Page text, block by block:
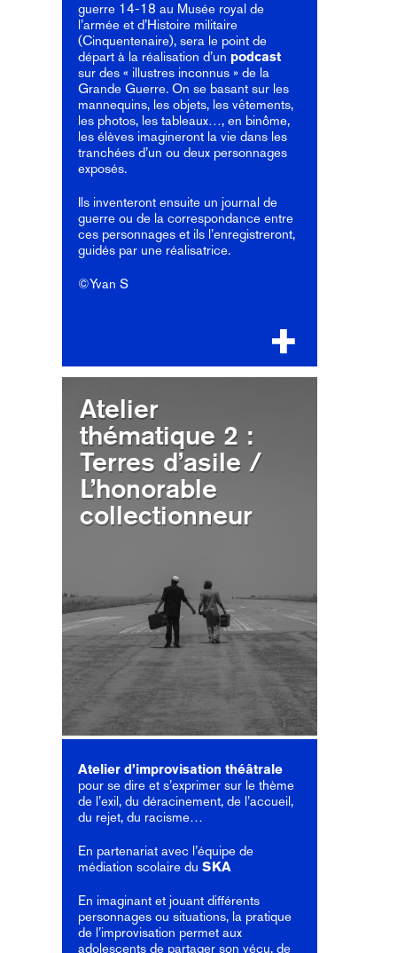
guerre 14-18 au Musée royal de
l’armée et d’Histoire militaire
(Cinquentenaire), sera le point de
départ à la réalisation d’un podcast
sur des « illustres inconnus » de la
Grande Guerre. On se basant sur les
mannequins, les objets, les vêtements,
les photos, les tableaux…, en binôme,
les élèves imagineront la vie dans les
tranchées d’un ou deux personnages
exposés.
Ils inventeront ensuite un journal de
guerre ou de la correspondance entre
ces personnages et ils l’enregistreront,
guidés par une réalisatrice.
©Yvan S
Atelier
thématique 2 :
Terres d’asile /
L’honorable
collectionneur
Atelier d’improvisation théâtrale
pour se dire et s’exprimer sur le thème
de l’exil, du déracinement, de l’accueil,
du rejet, du racisme…
En partenariat avec l’équipe de
médiation scolaire du SKA
En imaginant et jouant différents
personnages ou situations, la pratique
de l’improvisation permet aux
adolescents de partager son vécu, de